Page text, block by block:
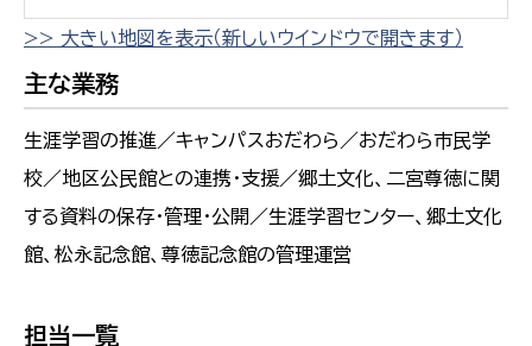
>> 大きい地図を表示（新しいウインドウで開きます）
主な業務
生涯学習の推進／キャンパスおだわら／おだわら市民学
校／地区公民館との連携・支援／郷土文化、二宮尊徳に関
する資料の保存・管理・公開／生涯学習センター、郷土文化
館、松永記念館、尊徳記念館の管理運営
担当一覧